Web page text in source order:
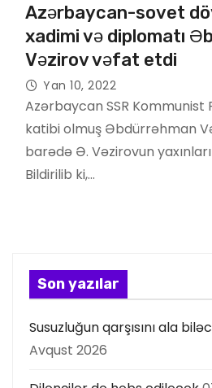
Azərbaycan-sovet
xadimi və diplomatı
Vəzirov vəfat etdi
Yan 10, 2022
Azərbaycan SSR Kommunist
katibi olmuş Əbdürrəhman
barədə Ə. Vəzirovun
Bildirilib ki,…
Son yazılar
Susuzluğun qarşısını ala
Avqust 2026